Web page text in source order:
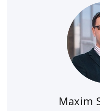
Maxim